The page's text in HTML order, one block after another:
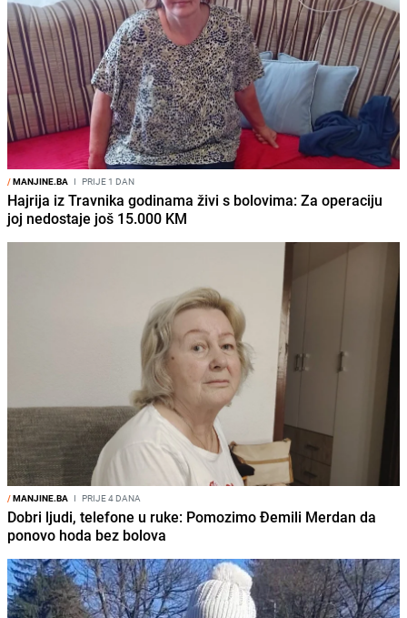
/MANJINE.BA I PRIJE 1 DAN
Hajrija iz Travnika godinama živi s bolovima: Za operaciju
joj nedostaje još 15.000 KM
/MANJINE.BA I PRIJE 4 DANA
Dobri ljudi, telefone u ruke: Pomozimo Đemili Merdan da
ponovo hoda bez bolova